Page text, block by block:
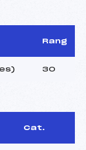
Rang
30
Cat.